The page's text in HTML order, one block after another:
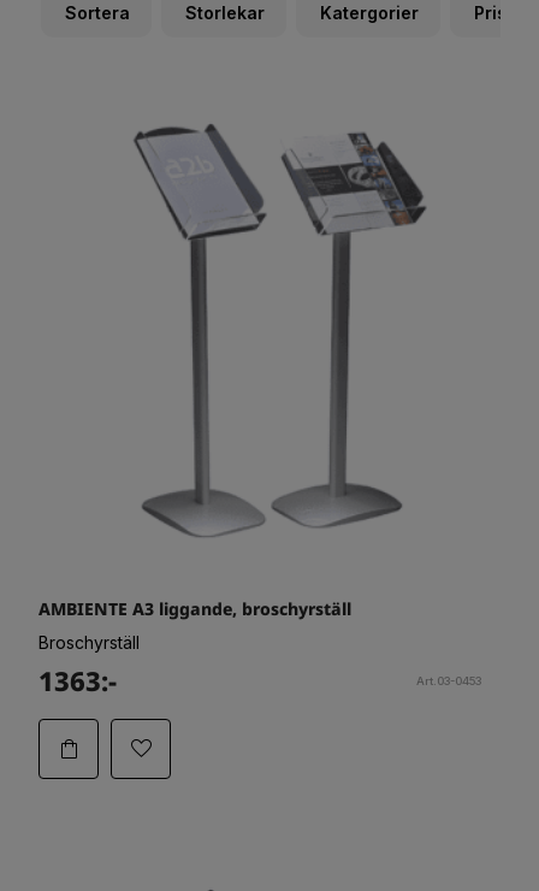
Sortera Storlekar Katergorier Priser
AMBIENTE A3 liggande, broschyrställ
Broschyrställ
1363:- Art.03-0453